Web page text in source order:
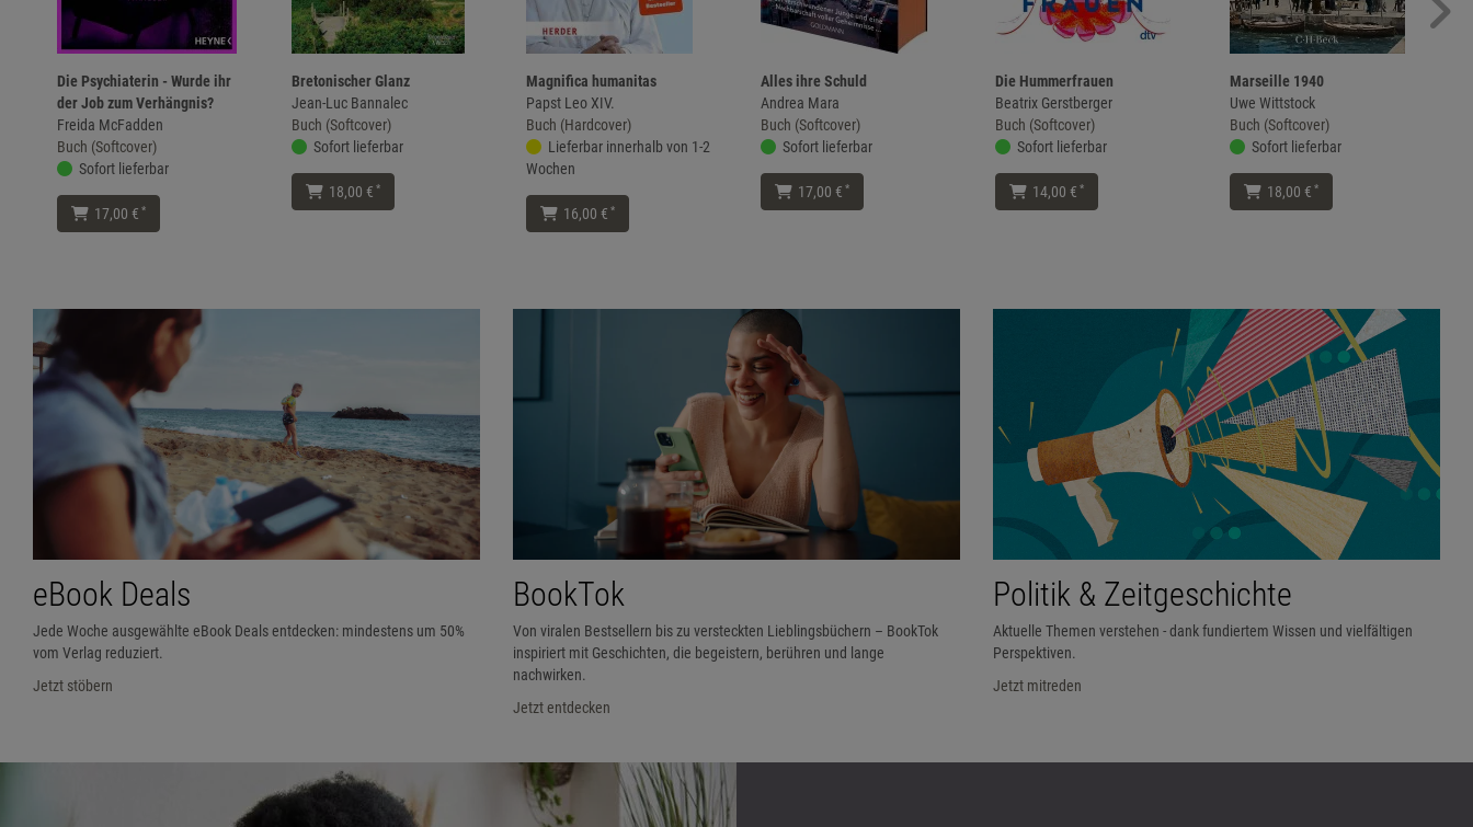
Die Psychiaterin - Wurde ihr
der Job zum Verhängnis?
Freida McFadden
Buch (Softcover)
Sofort lieferbar
17,00 € *
Bretonischer Glanz
Jean-Luc Bannalec
Buch (Softcover)
Sofort lieferbar
18,00 € *
Magnifica humanitas
Papst Leo XIV.
Buch (Hardcover)
Lieferbar innerhalb von 1-2
Wochen
16,00 € *
Alles ihre Schuld
Andrea Mara
Buch (Softcover)
Sofort lieferbar
17,00 € *
Die Hummerfrauen
Beatrix Gerstberger
Buch (Softcover)
Sofort lieferbar
14,00 € *
Marseille 1940
Uwe Wittstock
Buch (Softcover)
Sofort lieferbar
18,00 € *
eBook Deals
Jede Woche ausgewählte eBook Deals entdecken: mindestens um 50%
vom Verlag reduziert.
Jetzt stöbern
BookTok
Von viralen Bestsellern bis zu versteckten Lieblingsbüchern – BookTok
inspiriert mit Geschichten, die begeistern, berühren und lange
nachwirken.
Jetzt entdecken
Politik & Zeitgeschichte
Aktuelle Themen verstehen - dank fundiertem Wissen und vielfältigen
Perspektiven.
Jetzt mitreden